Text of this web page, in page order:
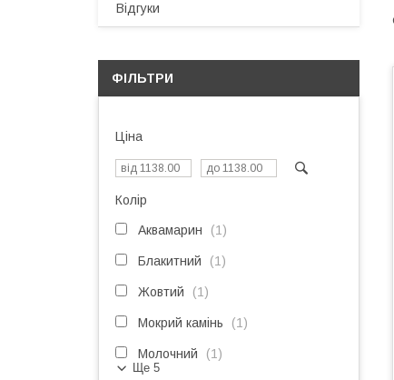
Відгуки
ФІЛЬТРИ
Ціна
Колір
Аквамарин 1
Блакитний 1
Жовтий 1
Мокрий камінь 1
Молочний 1
Ще 5